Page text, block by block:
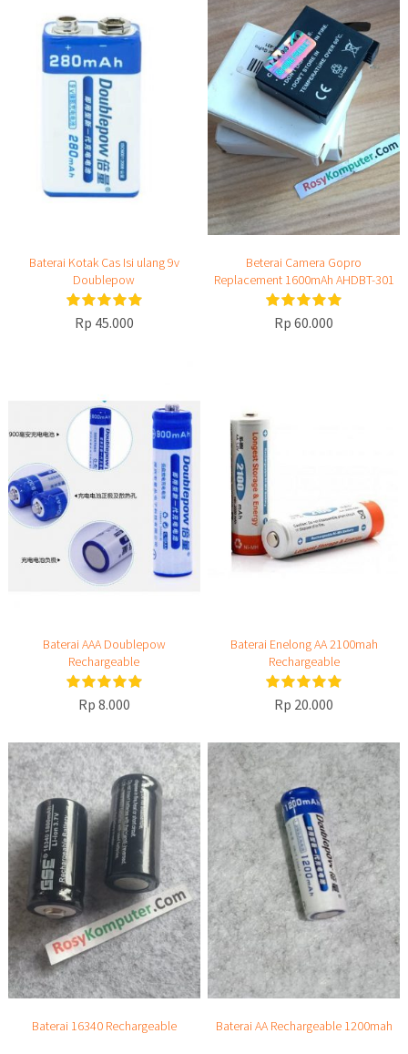
Baterai Kotak Cas Isi ulang 9v
Doublepow
Rp 45.000
Beterai Camera Gopro
Replacement 1600mAh AHDBT-301
Rp 60.000
Baterai AAA Doublepow
Rechargeable
Rp 8.000
Baterai Enelong AA 2100mah
Rechargeable
Rp 20.000
Baterai 16340 Rechargeable Baterai AA Rechargeable 1200mah